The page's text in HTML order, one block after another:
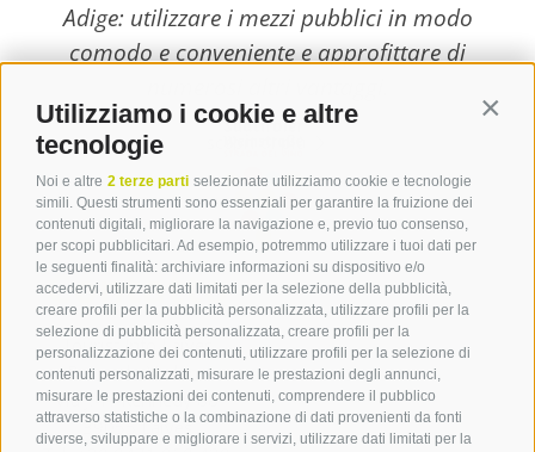
Utilizziamo i cookie e altre
tecnologie
Noi e altre 2 terze parti selezionate utilizziamo cookie e tecnologie
simili. Questi strumenti sono essenziali per garantire la fruizione dei
contenuti digitali, migliorare la navigazione e, previo tuo consenso,
per scopi pubblicitari. Ad esempio, potremmo utilizzare i tuoi dati per
le seguenti finalità: archiviare informazioni su dispositivo e/o
accedervi, utilizzare dati limitati per la selezione della pubblicità,
creare profili per la pubblicità personalizzata, utilizzare profili per la
selezione di pubblicità personalizzata, creare profili per la
personalizzazione dei contenuti, utilizzare profili per la selezione di
contenuti personalizzati, misurare le prestazioni degli annunci,
misurare le prestazioni dei contenuti, comprendere il pubblico
attraverso statistiche o la combinazione di dati provenienti da fonti
diverse, sviluppare e migliorare i servizi, utilizzare dati limitati per la
Adige: utilizzare i mezzi pubblici in modo
comodo e conveniente e approfittare di
Contatto
Tourist Info Laives
Bronzolo Vadena
Via J.-F.-Kennedy 88
39055 Laives